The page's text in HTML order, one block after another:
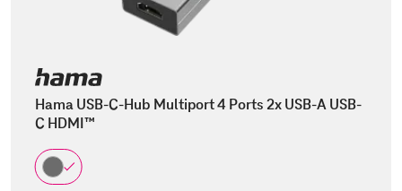
Hama USB-C-Hub Multiport 4 Ports 2x USB-A USB-
C HDMI™